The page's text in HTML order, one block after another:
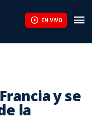
EN VIVO
y se
la